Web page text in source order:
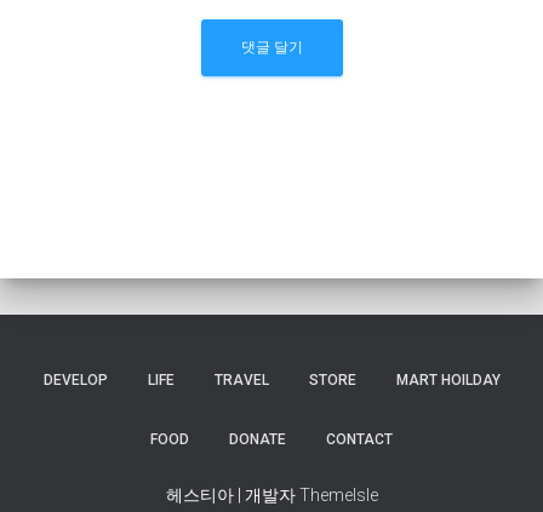
DEVELOP LIFE TRAVEL STORE MART HOILDAY
FOOD DONATE CONTACT
헤스티아 | 개발자ThemeIsle